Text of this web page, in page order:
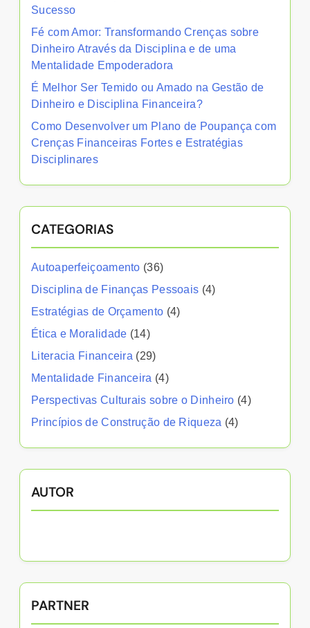
Sucesso
Fé com Amor: Transformando Crenças sobre
Dinheiro Através da Disciplina e de uma
Mentalidade Empoderadora
É Melhor Ser Temido ou Amado na Gestão de
Dinheiro e Disciplina Financeira?
Como Desenvolver um Plano de Poupança com
Crenças Financeiras Fortes e Estratégias
Disciplinares
CATEGORIAS
Autoaperfeiçoamento (36)
Disciplina de Finanças Pessoais (4)
Estratégias de Orçamento (4)
Ética e Moralidade (14)
Literacia Financeira (29)
Mentalidade Financeira (4)
Perspectivas Culturais sobre o Dinheiro (4)
Princípios de Construção de Riqueza (4)
AUTOR
PARTNER